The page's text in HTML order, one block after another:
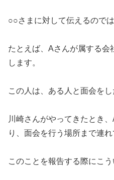
○○さまに対して伝えるのでは
たとえば、Aさんが属する会
します。
この人は、ある人と面会をし
川崎さんがやってきたとき
り、面会を行う場所まで連れ
このことを報告する際にこう